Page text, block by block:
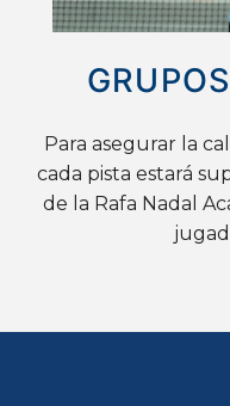
Para asegurar la
cada pista estará
de la Rafa Nadal